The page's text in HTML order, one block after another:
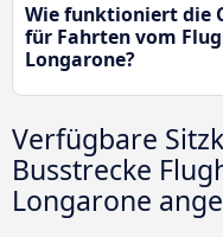
Wie funktioniert die
für Fahrten vom
Longarone?
Verfügbare
Busstrecke
Longarone